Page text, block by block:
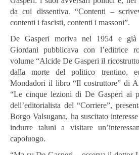
da cui dissentiva. “Contenti –
contenti i fascisti, contenti i massoni”.
De Gasperi moriva nel 1954 e già
Giordani pubblicava con l’editrice
volume “Alcide De Gasperi il
dalla morte del politico trentino,
Mondadori il libro “Il costruttore” di
“Le cinque lezioni di De Gasperi ai
dell’editorialista del “Corriere”,
Borgo Valsugana, ha suscitato
indurre taluni a visitare
capoluogo.